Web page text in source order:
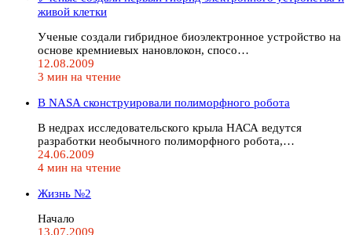
живой клетки
Ученые создали гибридное биоэлектронное устройство на
основе кремниевых нановлокон, спосо…
12.08.2009
3 мин на чтение
В NASA сконструировали полиморфного робота
В недрах исследовательского крыла НАСА ведутся
разработки необычного полиморфного робота,…
24.06.2009
4 мин на чтение
Жизнь №2
Начало
13.07.2009